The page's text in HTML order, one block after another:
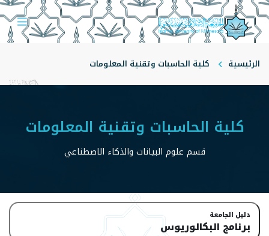
الرئيسية كلية الحاسبات وتقنية المعلومات
كلية الحاسبات وتقنية المعلومات
قسم علوم البيانات والذكاء الاصطناعي
دليل الجامعة
برنامج البكالوريوس